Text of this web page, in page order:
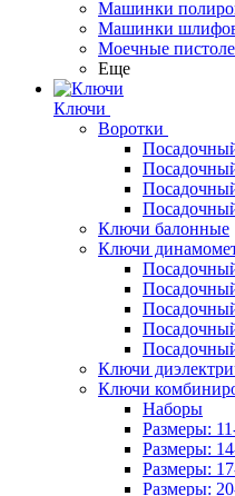
Машинки
Машинки
Моечные
Еще
Ключи
Воротки
Ключи балонные
Ключи
Ключи
Ключи
Наборы
Размеры:
Размеры:
Размеры:
Размеры: